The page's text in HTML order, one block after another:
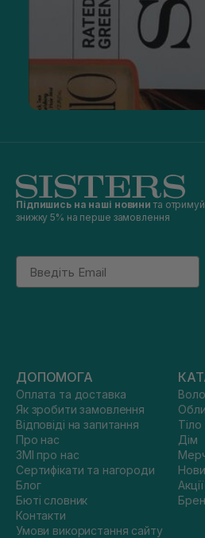
Підпишись на наші новини та отримуй
знижку 5% на перше замовлення
Email
ДОПОМОГА
Оплата та доставка
Як зробити замовлення
Відповіді на запитання
Про нас
ЗМІ про нас
Сертифікати та нагороди
Блог
Бюті словник
Контакти
Умови використання сайту
Тіло
Дім